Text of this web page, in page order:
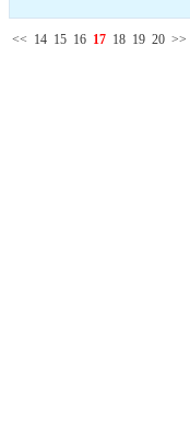
<< 14 15 16 17 18 19 20 >>